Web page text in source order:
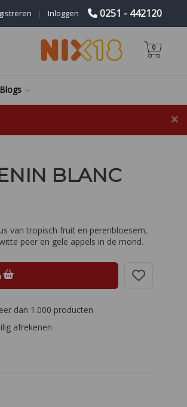
0251 - 442120
Inloggen
|
0
Blogs
×
BLANC
van tropisch fruit en perenbloesem,
peer en gele appels in de mond.
dan 1.000 producten
afrekenen